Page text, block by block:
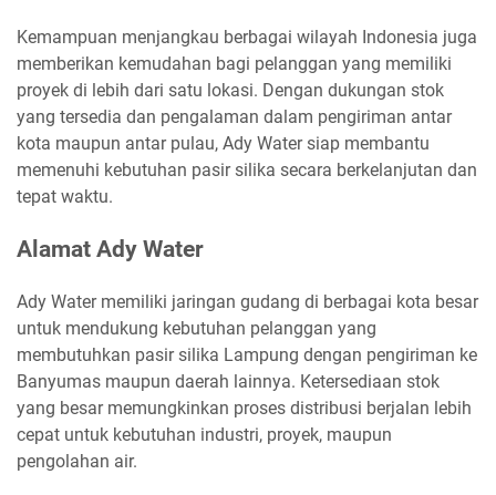
Kemampuan menjangkau berbagai wilayah Indonesia juga
memberikan kemudahan bagi pelanggan yang memiliki
proyek di lebih dari satu lokasi. Dengan dukungan stok
yang tersedia dan pengalaman dalam pengiriman antar
kota maupun antar pulau, Ady Water siap membantu
memenuhi kebutuhan pasir silika secara berkelanjutan dan
tepat waktu.
Alamat Ady Water
Ady Water memiliki jaringan gudang di berbagai kota besar
untuk mendukung kebutuhan pelanggan yang
membutuhkan pasir silika Lampung dengan pengiriman ke
Banyumas maupun daerah lainnya. Ketersediaan stok
yang besar memungkinkan proses distribusi berjalan lebih
cepat untuk kebutuhan industri, proyek, maupun
pengolahan air.